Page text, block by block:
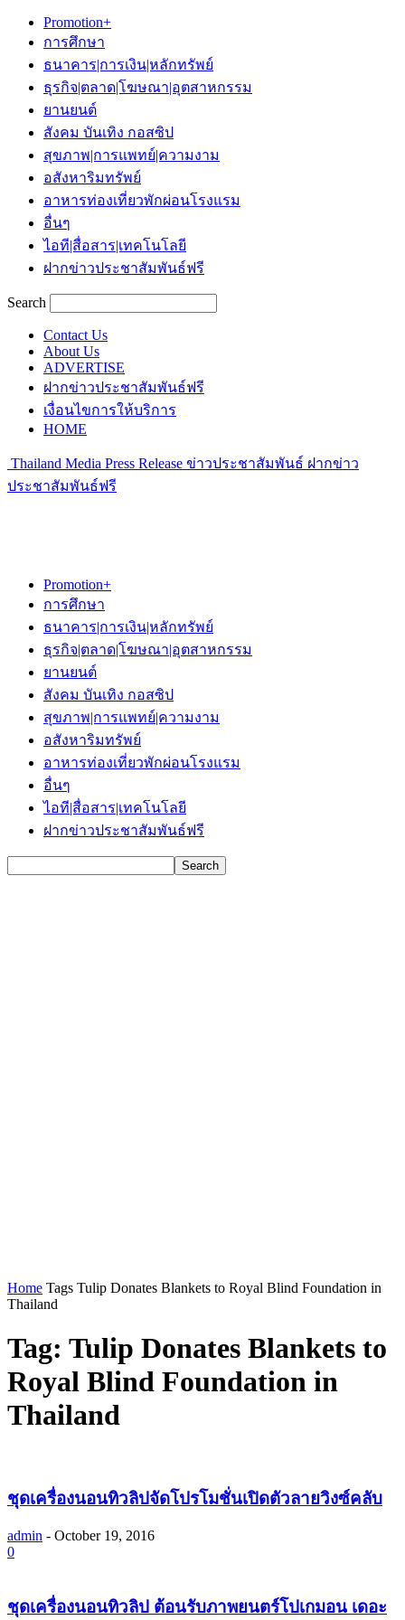
Promotion+
การศึกษา
ธนาคาร|การเงิน|หลักทรัพย์
ธุรกิจ|ตลาด|โฆษณา|อุตสาหกรรม
ยานยนต์
สังคม บันเทิง กอสซิป
สุขภาพ|การแพทย์|ความงาม
อสังหาริมทรัพย์
อาหารท่องเที่ยวพักผ่อนโรงแรม
อื่นๆ
ไอที|สื่อสาร|เทคโนโลยี
ฝากข่าวประชาสัมพันธ์ฟรี
Search
Contact Us
About Us
ADVERTISE
ฝากข่าวประชาสัมพันธ์ฟรี
เงื่อนไขการให้บริการ
HOME
Thailand Media Press Release ข่าวประชาสัมพันธ์ ฝากข่าว
ประชาสัมพันธ์ฟรี
Promotion+
การศึกษา
ธนาคาร|การเงิน|หลักทรัพย์
ธุรกิจ|ตลาด|โฆษณา|อุตสาหกรรม
ยานยนต์
สังคม บันเทิง กอสซิป
สุขภาพ|การแพทย์|ความงาม
อสังหาริมทรัพย์
อาหารท่องเที่ยวพักผ่อนโรงแรม
อื่นๆ
ไอที|สื่อสาร|เทคโนโลยี
ฝากข่าวประชาสัมพันธ์ฟรี
Home Tags Tulip Donates Blankets to Royal Blind Foundation in
Thailand
Tag: Tulip Donates Blankets to
Royal Blind Foundation in
Thailand
ชุดเครื่องนอนทิวลิปจัดโปรโมชั่นเปิดตัวลายวิงซ์คลับ
admin - October 19, 2016
0
ชุดเครื่องนอนทิวลิป ต้อนรับภาพยนตร์โปเกมอน เดอะ